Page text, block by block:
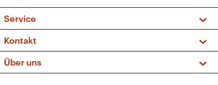
Sendungen und Podcasts
Musikliste
Kakadu – Das Kinderprogramm
Frequenzen (UKW + DAB+)
Service
FAQ
Apps
Newsletter
Kontakt
Social Media
Über uns